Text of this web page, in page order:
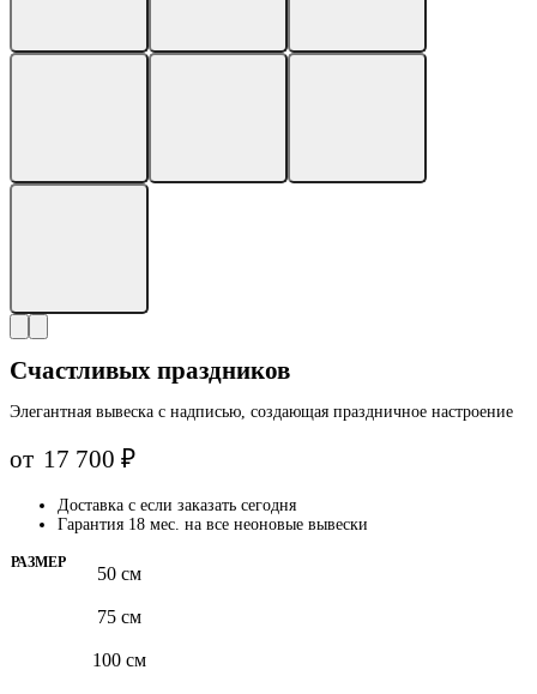
Счастливых праздников
Элегантная вывеска с надписью, создающая праздничное настроение
от 17 700₽
Доставка с если заказать сегодня
Гарантия 18 мес. на все неоновые вывески
РАЗМЕР
50 см
75 см
100 см